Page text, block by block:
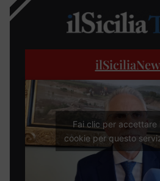
Fai clic per accettare i
cookie per questo